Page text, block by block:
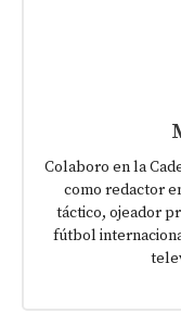
Colaboro en la
como redactor
táctico, ojeador
fútbol